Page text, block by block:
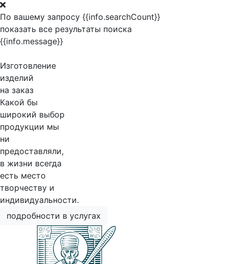
По вашему запросу {{info.searchCount}}
показать все результаты поиска
{{info.message}}
Изготовление
изделий
на заказ
Какой бы
широкий выбор
продукции мы
ни
предоставляли,
в жизни всегда
есть место
творчеству и
индивидуальности.
подробности в услугах